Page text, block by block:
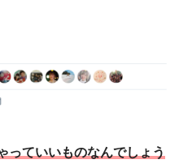
っていいものなんでしょう